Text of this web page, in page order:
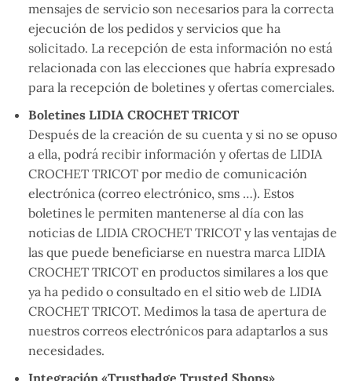
mensajes de servicio son necesarios para la correcta
ejecución de los pedidos y servicios que ha
solicitado. La recepción de esta información no está
relacionada con las elecciones que habría expresado
para la recepción de boletines y ofertas comerciales.
Boletines LIDIA CROCHET TRICOT
Después de la creación de su cuenta y si no se opuso
a ella, podrá recibir información y ofertas de LIDIA
CROCHET TRICOT por medio de comunicación
electrónica (correo electrónico, sms …). Estos
boletines le permiten mantenerse al día con las
noticias de LIDIA CROCHET TRICOT y las ventajas de
las que puede beneficiarse en nuestra marca LIDIA
CROCHET TRICOT en productos similares a los que
ya ha pedido o consultado en el sitio web de LIDIA
CROCHET TRICOT. Medimos la tasa de apertura de
nuestros correos electrónicos para adaptarlos a sus
necesidades.
Integración «Trustbadge Trusted Shops»